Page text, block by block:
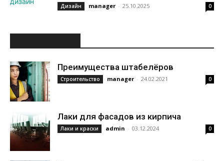
Дизайн manager - 25.10.2025 0
Преимущества штабелёров
Строительство manager - 24.02.2021 0
Лаки для фасадов из кирпича
Лаки и краски admin - 03.12.2024 0